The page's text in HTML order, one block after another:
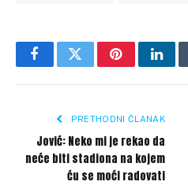
FacebookTwitterPinterest
PRETHODNI ČLANAK
Jović: Neko mi je rekao da
neće biti stadiona na kojem
ću se moći radovati